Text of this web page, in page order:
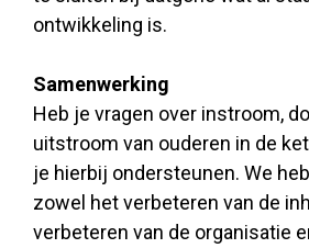
ontwikkeling is.
Samenwerking
Heb je vragen over instroom,
uitstroom van ouderen in de
je hierbij ondersteunen. We
zowel het verbeteren van de
verbeteren van de organisatie